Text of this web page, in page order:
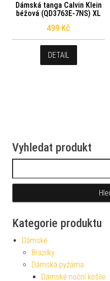
Dámská tanga Calvin Klein
béžová (QD3763E-7NS) XL
499 Kč
DETAIL
Vyhledat produkt
Kategorie produktu
Dámské
Brazilky
Dámská pyžama
Dámské noční košile